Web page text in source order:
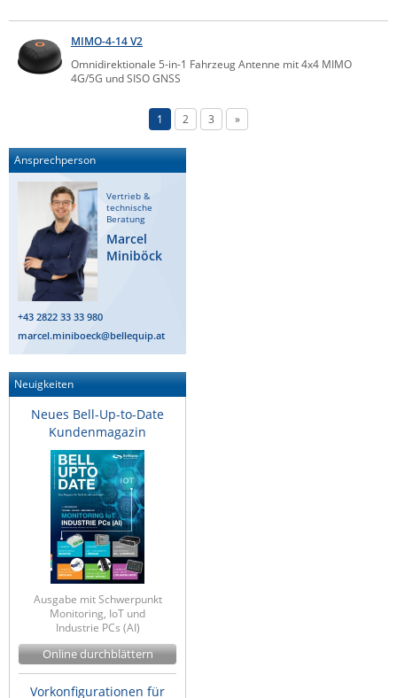
MIMO-4-14 V2
Omnidirektionale 5-in-1 Fahrzeug Antenne mit 4x4 MIMO
4G/5G und SISO GNSS
1 2 3 »
Ansprechperson
Vertrieb &
technische
Beratung
Marcel
Miniböck
+43 2822 33 33 980
marcel.miniboeck@bellequip.at
Neuigkeiten
Neues Bell-Up-to-Date
Kundenmagazin
Ausgabe mit Schwerpunkt
Monitoring, IoT und
Industrie PCs (AI)
Online durchblättern
Vorkonfigurationen für